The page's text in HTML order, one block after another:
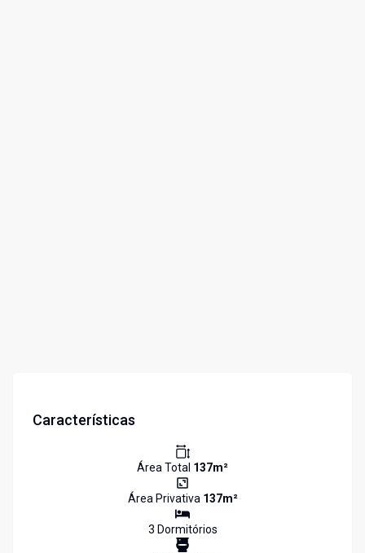
Características
Área Total 137m²
Área Privativa 137m²
3 Dormitórios